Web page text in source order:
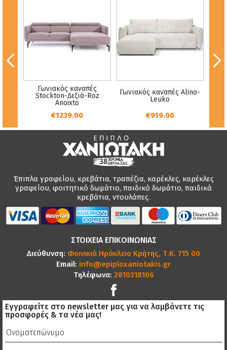
Γωνιακός καναπές
Stockton-Δεξιά-Roz
Anoixto
€1239.00
Γωνιακός καναπές Alino-
Leuko
€919.00
Έπιπλα γραφείου, κρεβάτια, τραπέζια, καρέκλες, καρέκλες
γραφείου, φοιτητικό δωμάτιο, παιδικό δωμάτιο, παιδικά
κρεβάτια, ντουλάπες.
ΣΤΟΙΧΕΙΑ ΕΠΙΚΟΙΝΩΝΙΑΣ
Διεύθυνση: Φοινικιά Ηράκλειο Κρήτης, Τ.Κ. 715 00
Email: info@epiploxaniotakis.gr
Τηλέφωνα: 2810318106
Εγγραφείτε στο newsletter μας για να λαμβάνετε τις
προσφορές & τα νέα μας!